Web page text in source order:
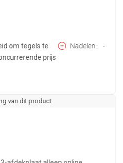
om tegels te
prijs
Nadelen: -
van dit product